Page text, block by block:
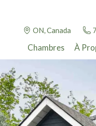
ON, Canada
Chambres À